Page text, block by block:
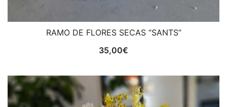
RAMO DE FLORES SECAS “SANTS”
35,00€